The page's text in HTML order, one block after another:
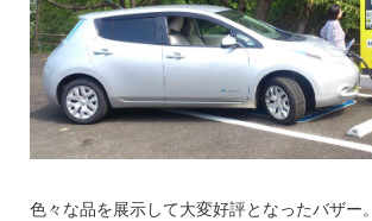
色々な品を展示して大変好評となったバザー。